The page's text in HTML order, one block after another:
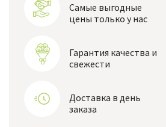
Самые выгодные
цены только у нас
Гарантия качества и
свежести
Доставка в день
заказа